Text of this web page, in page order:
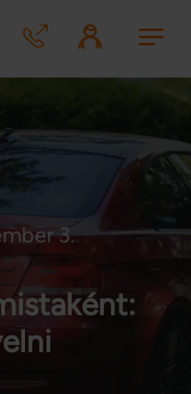
3.